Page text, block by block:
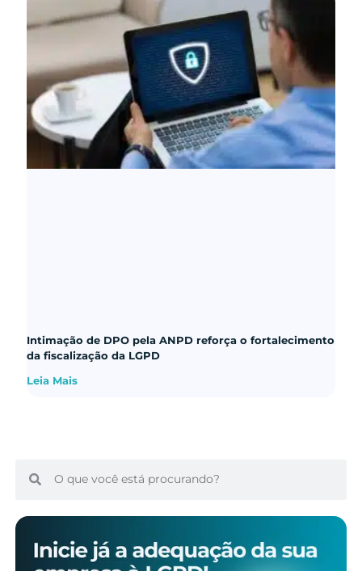
Intimação de DPO pela ANPD reforça o fortalecimento
da fiscalização da LGPD
Leia Mais